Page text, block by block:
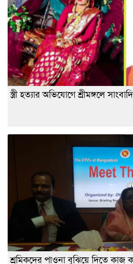
স্ত্রী হত্যার অভিযোগে শ্রীমঙ্গলে
শ্রমিকদের পাওনা বুঝিয়ে দিতে কাজ